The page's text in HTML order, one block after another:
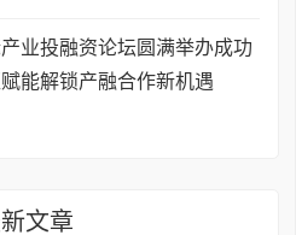
业投融资论坛圆满举办成功
能解锁产融合作新机遇
文章